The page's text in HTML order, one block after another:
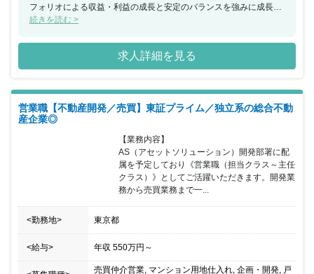
フォリオによる収益・利益の成長と安定のバランスを強みに成長を
続け、創業以来黒字経営を続けている《不動産総合デベロッパー》
不動産ファンド・コンサルティング事業など多岐に渡る事業展開を
図り、新たな価値と感動を創造する「都市創造業」として不動産の
あらゆるシーンにおいてお客様のニーズに応え続け、新たな事業に
い方を求めており、自ら楽しみながら「学習・発見・改革・思考・
決断」のプロセスを繰り返し、成長を続けることが出来る方の採用
を進めています。個人よりも《チームワーク》を重視している職場
社員に振り分けられる仕組みを整えています。チームの協力や連携
を常に大事にしており、部署としての目標達成に向け社員一丸とな
って取り組める環境です。今回の採用では会社と組織の拡大、成長
による増員募集となっており、更なる事業拡大に向け事業部の中核
となれる人材を求めておりますので、これまでのご経験を活かしな
がら部署を盛り上げて頂ける方の募集をお待ちしています。
続きを読む >
求人詳細を見る
営業職【不動産開発／売買】東証プライム／独立系の総合不動
産企業◎
【業務内容】
AS（アセットソリューション）開発部署に配
属を予定しており《営業職（担当クラス～主任
クラス）》としてご活躍いただきます。開発業
務から売買業務まで一...
<勤務地> 東京都
<給与> 年収 550万円 ～
売買仲介営業, マンション用地仕入れ, 企画・開発, 戸